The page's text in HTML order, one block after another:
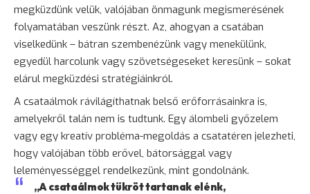
megküzdünk velük, valójában önmagunk megismerésének
folyamatában veszünk részt. Az, ahogyan a csatában
viselkedünk – bátran szembenézünk vagy menekülünk,
egyedül harcolunk vagy szövetségeseket keresünk – sokat
elárul megküzdési stratégiáinkról.
A csataálmok rávilágíthatnak belső erőforrásainkra is,
amelyekről talán nem is tudtunk. Egy álombeli győzelem
vagy egy kreatív probléma-megoldás a csatatéren jelezheti,
hogy valójában több erővel, bátorsággal vagy
leleményességgel rendelkezünk, mint gondolnánk.
„A csataálmok tükröt tartanak elénk,